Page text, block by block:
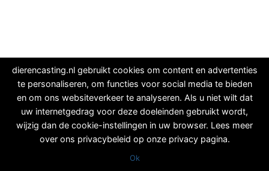
dierencasting.nl gebruikt cookies om content en advertenties
te personaliseren, om functies voor social media te bieden
en om ons websiteverkeer te analyseren. Als u niet wilt dat
uw internetgedrag voor deze doeleinden gebruikt wordt,
wijzig dan de cookie-instellingen in uw browser. Lees meer
over ons privacybeleid op onze privacy pagina.
Ok